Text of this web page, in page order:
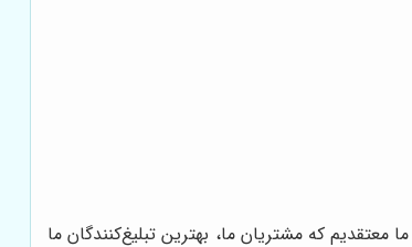
که مشتریان ما، بهترین تبلیغ‌کنندگان ما